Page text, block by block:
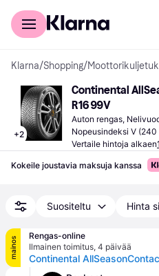
Kuluttajille
Klarna/Shopping/
+2
Continental
R16 99V
Auton rengas,
Nopeusindeksi V (240
Vertaile hintoja alkaen
Kokeile joustavia maksuja kanssa
Suositeltu Hinta
mainos
Rengas-online
Ilmainen toimitus, 4 päivää